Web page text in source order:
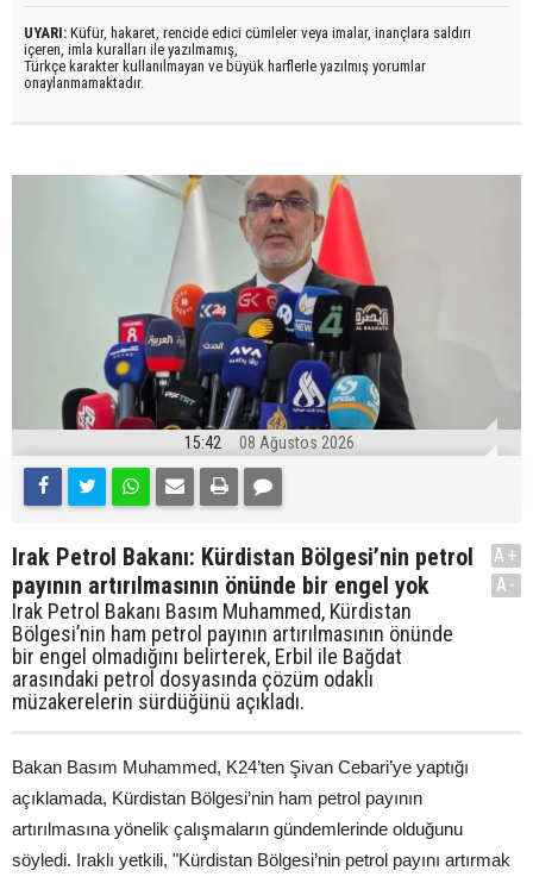
UYARI: Küfür, hakaret, rencide edici cümleler veya imalar, inançlara saldırı
içeren, imla kuralları ile yazılmamış,
Türkçe karakter kullanılmayan ve büyük harflerle yazılmış yorumlar
onaylanmamaktadır.
15:42 08 Ağustos 2026
Irak Petrol Bakanı: Kürdistan Bölgesi’nin petrol
payının artırılmasının önünde bir engel yok
Irak Petrol Bakanı Basım Muhammed, Kürdistan
Bölgesi’nin ham petrol payının artırılmasının önünde
bir engel olmadığını belirterek, Erbil ile Bağdat
arasındaki petrol dosyasında çözüm odaklı
müzakerelerin sürdüğünü açıkladı.
A+
A-
Bakan Basım Muhammed, K24’ten Şivan Cebari’ye yaptığı
açıklamada, Kürdistan Bölgesi’nin ham petrol payının
artırılmasına yönelik çalışmaların gündemlerinde olduğunu
söyledi. Iraklı yetkili, "Kürdistan Bölgesi’nin petrol payını artırmak